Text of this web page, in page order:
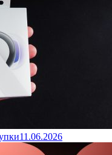
11.06.2026